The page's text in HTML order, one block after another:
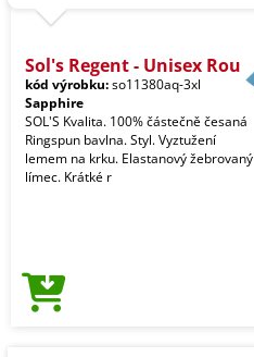
Sol's Regent - Unisex Rou
kód výrobku:so11380aq-3xl
Sapphire
SOL'S Kvalita. 100% částečně česaná
Ringspun bavlna. Styl. Vyztužení
lemem na krku. Elastanový žebrovaný
límec. Krátké r